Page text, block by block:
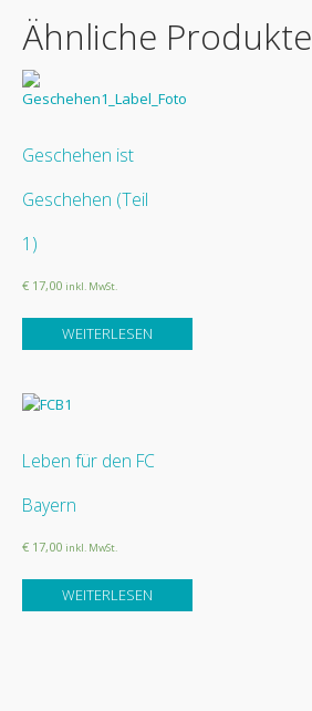
Ähnliche Produkte
Geschehen ist
Geschehen (Teil
1)
€ 17,00 inkl. MwSt.
WEITERLESEN
Leben für den FC
Bayern
€ 17,00 inkl. MwSt.
WEITERLESEN